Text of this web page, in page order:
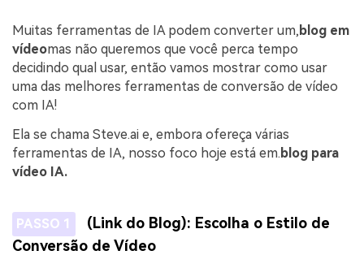
Muitas ferramentas de IA podem converter um, blog em
vídeomas não queremos que você perca tempo
decidindo qual usar, então vamos mostrar como usar
uma das melhores ferramentas de conversão de vídeo
com IA!
Ela se chama Steve.ai e, embora ofereça várias
ferramentas de IA, nosso foco hoje está em. blog para
vídeo IA.
PASSO 1
(Link do Blog): Escolha o Estilo de
Conversão de Vídeo